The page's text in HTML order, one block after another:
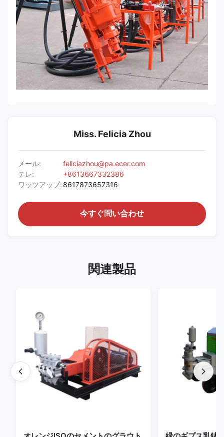
Miss. Felicia Zhou
メール:
feliciazhou@pa.ecer.com
テレ:
+8613667332386
ワッツアップ: 8617873657316
今すぐ問い合わせ
関連製品